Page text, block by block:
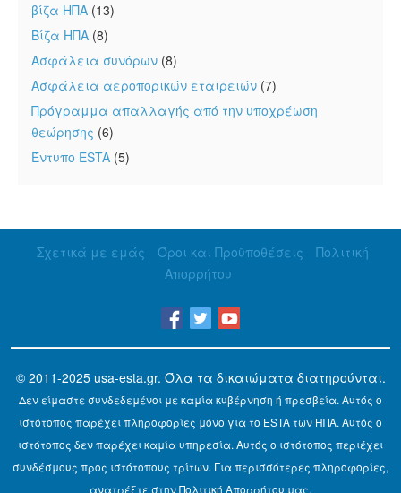
βίζα ΗΠΑ (13)
Βίζα ΗΠΑ (8)
Ασφάλεια συνόρων (8)
Ασφάλεια αεροπορικών εταιρειών (7)
Πρόγραμμα απαλλαγής από την υποχρέωση
θεώρησης (6)
Έντυπο ESTA (5)
Σχετικά με εμάς Όροι και Προϋποθέσεις
Πολιτική
Απορρήτου
© 2011-2025 usa-esta.gr. Όλα τα δικαιώματα διατηρούνται.
Δεν είμαστε συνδεδεμένοι με καμία κυβέρνηση ή πρεσβεία. Αυτός ο
ιστότοπος παρέχει πληροφορίες μόνο για το ESTA των ΗΠΑ. Αυτός ο
ιστότοπος δεν παρέχει καμία υπηρεσία. Αυτός ο ιστότοπος περιέχει
συνδέσμους προς ιστότοπους τρίτων. Για περισσότερες πληροφορίες,
ανατρέξτε στην Πολιτική Απορρήτου μας.